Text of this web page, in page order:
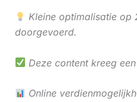
Kleine optimalisatie op
doorgevoerd.
Deze content kreeg
Online